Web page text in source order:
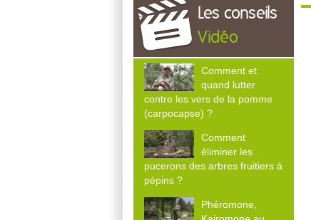
Les conseils
Vidéo
Comment et
quand lutter
contre les vers de la pomme
(carpocapse) ?
Comment
éliminer les
pucerons des arbres fruitiers à
pépins ?
Phéromone,